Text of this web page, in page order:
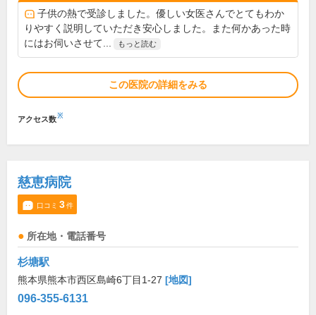
子供の熱で受診しました。優しい女医さんでとてもわか
りやすく説明していただき安心しました。また何かあった時
にはお伺いさせて...
もっと読む
この医院の詳細をみる
アクセス数※
慈恵病院
口コミ 3件
所在地・電話番号
杉塘駅
熊本県熊本市西区島崎6丁目1-27 [地図]
096-355-6131